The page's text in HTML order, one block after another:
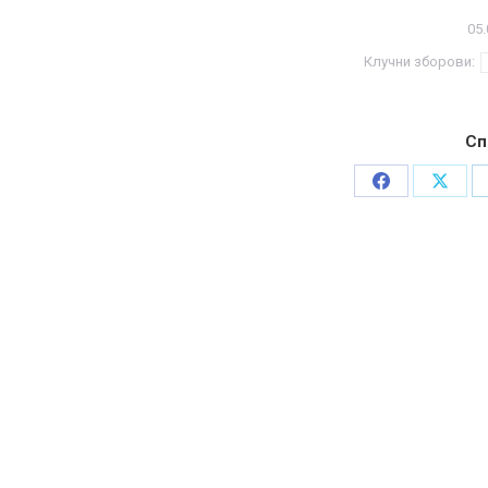
Клучни зборови:
Share
Share